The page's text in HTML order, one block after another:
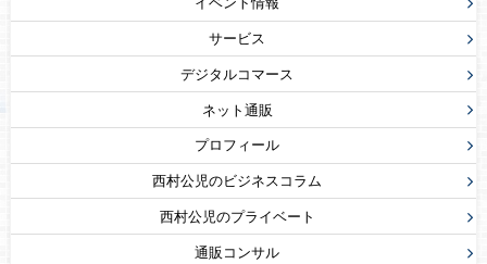
サービス
デジタルコマース
ネット通販
プロフィール
西村公児のビジネスコラム
西村公児のプライベート
通販コンサル